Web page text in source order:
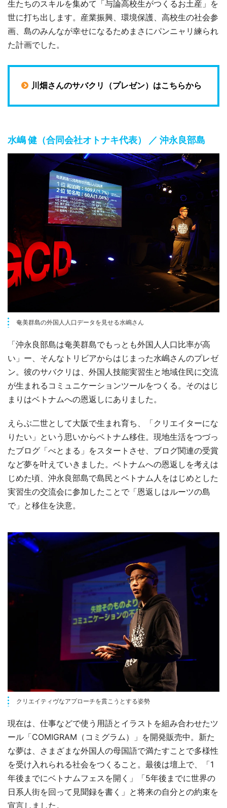
生たちのスキルを集めて「与論高校生がつくるお土産」を
世に打ち出します。産業振興、環境保護、高校生の社会参
画、島のみんなが幸せになるためまさにパンニャリ練られ
た計画でした。
川畑さんのサバクリ（プレゼン）はこちらから
水嶋 健（合同会社オトナキ代表） ／ 沖永良部島
奄美群島の外国人人口データを見せる水嶋さん
「沖永良部島は奄美群島でもっとも外国人人口比率が高
い」ー、そんなトリビアからはじまった水嶋さんのプレゼ
ン。彼のサバクリは、外国人技能実習生と地域住民に交流
が生まれるコミュニケーションツールをつくる。そのはじ
まりはベトナムへの恩返しにありました。
えらぶ二世として大阪で生まれ育ち、「クリエイターにな
りたい」という思いからベトナム移住。現地生活をつづっ
たブログ「べとまる」をスタートさせ、ブログ関連の受賞
など夢を叶えていきました。ベトナムへの恩返しを考えは
じめた頃、沖永良部島で島民とベトナム人をはじめとした
実習生の交流会に参加したことで「恩返しはルーツの島
で」と移住を決意。
クリエイティヴなアプローチを貫こうとする姿勢
現在は、仕事などで使う用語とイラストを組み合わせたツ
ール「COMIGRAM（コミグラム）」を開発販売中。新た
な夢は、さまざまな外国人の母国語で満たすことで多様性
を受け入れられる社会をつくること。最後は壇上で、「1
年後までにベトナムフェスを開く」「5年後までに世界の
日系人街を回って見聞録を書く」と将来の自分との約束を
宣言しました。